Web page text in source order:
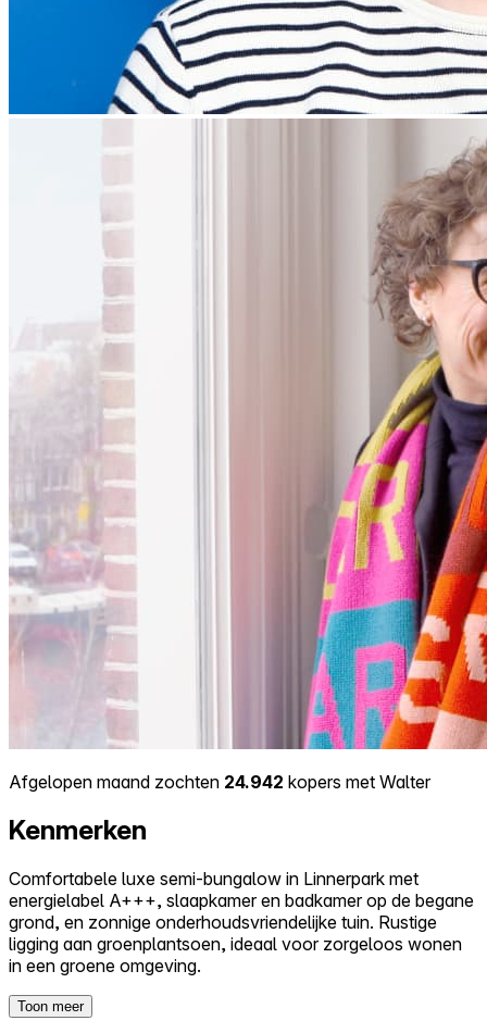
Afgelopen maand zochten 24.942 kopers met Walter
Kenmerken
Comfortabele luxe semi-bungalow in Linnerpark met
energielabel A+++, slaapkamer en badkamer op de begane
grond, en zonnige onderhoudsvriendelijke tuin. Rustige
ligging aan groenplantsoen, ideaal voor zorgeloos wonen
in een groene omgeving.
Toon meer